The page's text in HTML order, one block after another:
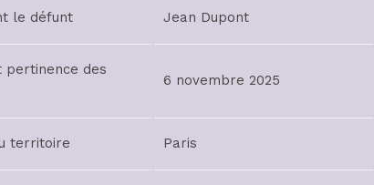
le défunt Jean Dupont
des
6 novembre 2025
territoire Paris